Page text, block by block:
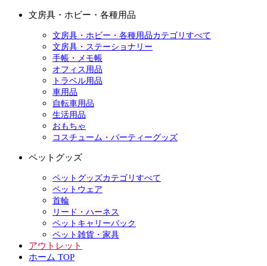
文房具・ホビー・各種用品
文房具・ホビー・各種用品カテゴリすべて
文房具・ステーショナリー
手帳・メモ帳
オフィス用品
トラベル用品
車用品
自転車用品
生活用品
おもちゃ
コスチューム・パーティーグッズ
ペットグッズ
ペットグッズカテゴリすべて
ペットウェア
首輪
リード・ハーネス
ペットキャリーバック
ペット雑貨・家具
アウトレット
ホーム TOP